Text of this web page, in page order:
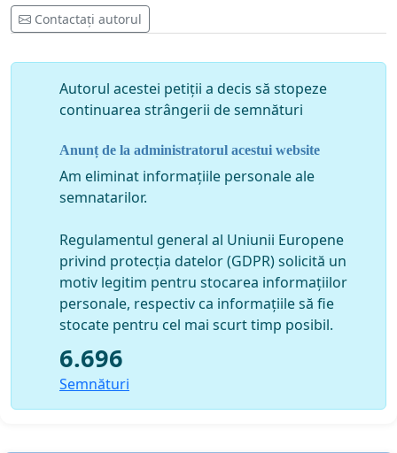
Contactați autorul
Autorul acestei petiții a decis să stopeze
continuarea strângerii de semnături
Anunț de la administratorul acestui website
Am eliminat informațiile personale ale
semnatarilor.
Regulamentul general al Uniunii Europene
privind protecția datelor (GDPR) solicită un
motiv legitim pentru stocarea informațiilor
personale, respectiv ca informațiile să fie
stocate pentru cel mai scurt timp posibil.
6.696
Semnături